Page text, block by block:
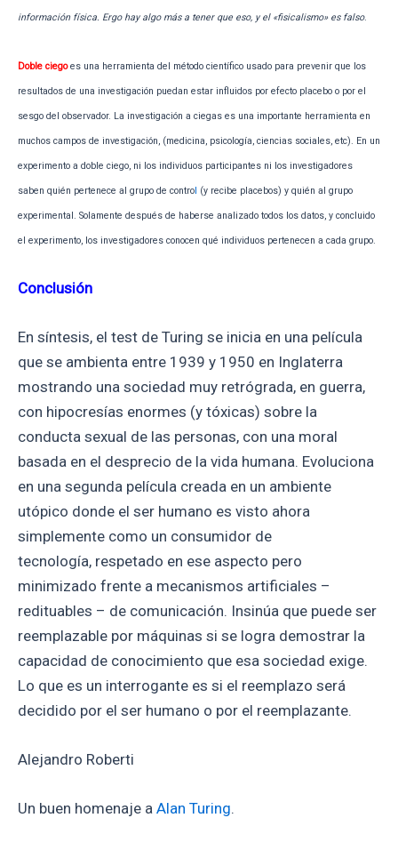
información física. Ergo hay algo más a tener que eso, y el «fisicalismo» es falso.
Doble ciego es una herramienta del método científico usado para prevenir que los
resultados de una investigación puedan estar influidos por efecto placebo o por el
sesgo del observador. La investigación a ciegas es una importante herramienta en
muchos campos de investigación, (medicina, psicología, ciencias sociales, etc). En un
experimento a doble ciego, ni los individuos participantes ni los investigadores
saben quién pertenece al grupo de contro (y recibe placebos) y quién al grupo
experimental. Solamente después de haberse analizado todos los datos, y concluido
el experimento, los investigadores conocen qué individuos pertenecen a cada grupo.
Conclusión
En síntesis, el test de Turing se inicia en una película
que se ambienta entre 1939 y 1950 en Inglaterra
mostrando una sociedad muy retrógrada, en guerra,
con hipocresías enormes (y tóxicas) sobre la
conducta sexual de las personas, con una moral
basada en el desprecio de la vida humana. Evoluciona
en una segunda película creada en un ambiente
utópico donde el ser humano es visto ahora
simplemente como un consumidor de
tecnología, respetado en ese aspecto pero
minimizado frente a mecanismos artificiales –
redituables – de comunicación. Insinúa que puede ser
reemplazable por máquinas si se logra demostrar la
capacidad de conocimiento que esa sociedad exige.
Lo que es un interrogante es si el reemplazo será
decidido por el ser humano o por el reemplazante.
Alejandro Roberti
Un buen homenaje a Alan Turing.